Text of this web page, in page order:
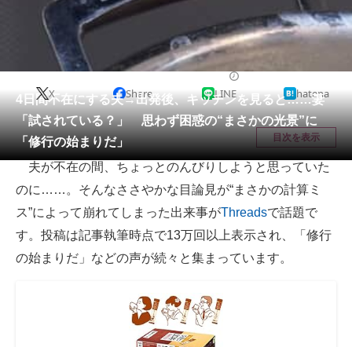
地域
教育・育児
リサーチ
会員記事
メディア
注目記事を集めた総合ページ
ITの今と未来を見通す
スマホと通信の最新トレンド
進化するPCとデバイスの未来
好きが集まる 比べて選べる
ビジネスと働き方のヒント
4日間不在にする夫→出発後、キッチンを見ると……妻
「試されている？」 思わず困惑の“まさかの光景”に
「修行の始まりだ」
X Share LINE hatena
目次を表示
夫が不在の間、ちょっとのんびりしようと思っていた
のに……。そんなささやかな目論見が“まさかの計算ミ
ス”によって崩れてしまった出来事がThreadsで話題で
す。投稿は記事執筆時点で13万回以上表示され、「修行
の始まりだ」などの声が続々と集まっています。